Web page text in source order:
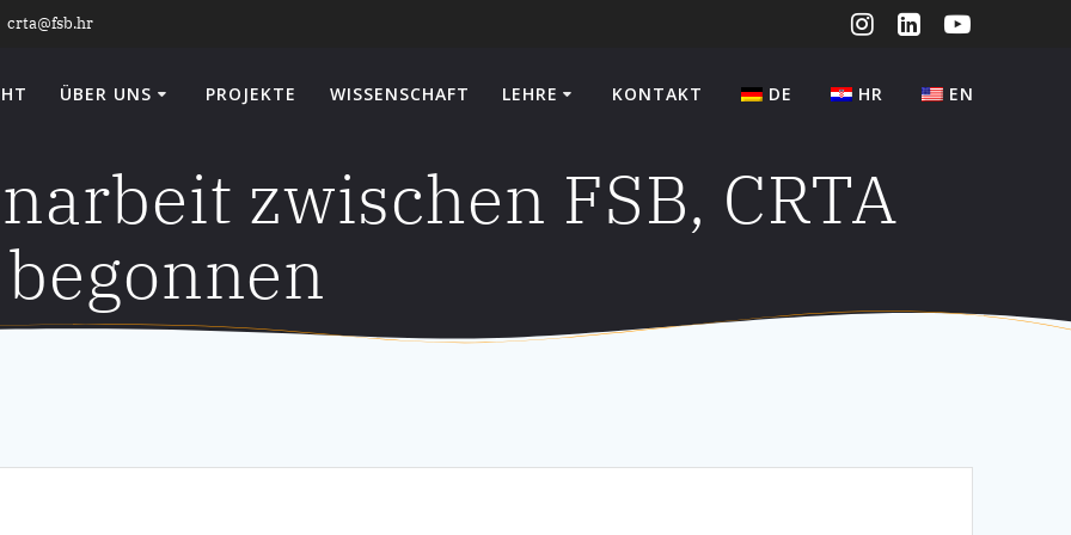
crta@fsb.hr
ÜBER UNS PROJEKTE WISSENSCHAFT LEHRE KONTAKT DE HR EN
zwischen FSB, CRTA